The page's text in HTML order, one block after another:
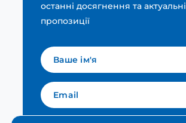
останні досягнення та актуальні
пропозиції